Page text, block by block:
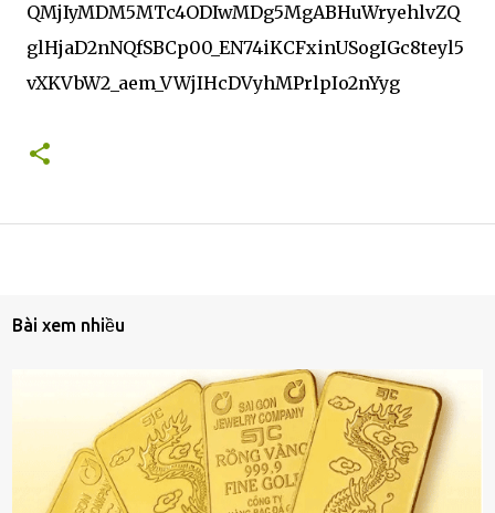
QMjIyMDM5MTc4ODIwMDg5MgABHuWryehlvZQ
glHjaD2nNQfSBCp00_EN74iKCFxinUSogIGc8teyl5
vXKVbW2_aem_VWjIHcDVyhMPrlpIo2nYyg
Bài xem nhiều